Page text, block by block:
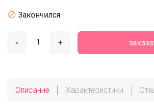
 Закончился
- +
Описание Характеристики